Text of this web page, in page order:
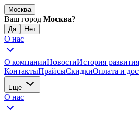
Москва
Ваш город Москва?
О нас
О компанииНовостиИстория развития
КонтактыПрайсыСкидкиОплата и
Еще
О нас